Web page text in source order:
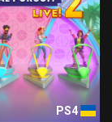
PS4